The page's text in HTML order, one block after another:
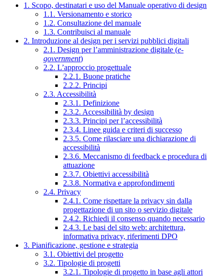
1. Scopo, destinatari e uso del Manuale operativo di design
1.1. Versionamento e storico
1.2. Consultazione del manuale
1.3. Contribuisci al manuale
2. Introduzione al design per i servizi pubblici digitali
2.1. Design per l’amministrazione digitale (e-
government)
2.2. L’approccio progettuale
2.2.1. Buone pratiche
2.2.2. Principi
2.3. Accessibilità
2.3.1. Definizione
2.3.2. Accessibilità by design
2.3.3. Principi per l’accessibilità
2.3.4. Linee guida e criteri di successo
2.3.5. Come rilasciare una dichiarazione di
accessibilità
2.3.6. Meccanismo di feedback e procedura di
attuazione
2.3.7. Obiettivi accessibilità
2.3.8. Normativa e approfondimenti
2.4. Privacy
2.4.1. Come rispettare la privacy sin dalla
progettazione di un sito o servizio digitale
2.4.2. Richiedi il consenso quando necessario
2.4.3. Le basi del sito web: architettura,
informativa privacy, riferimenti DPO
3. Pianificazione, gestione e strategia
3.1. Obiettivi del progetto
3.2. Tipologie di progetti
3.2.1. Tipologie di progetto in base agli attori